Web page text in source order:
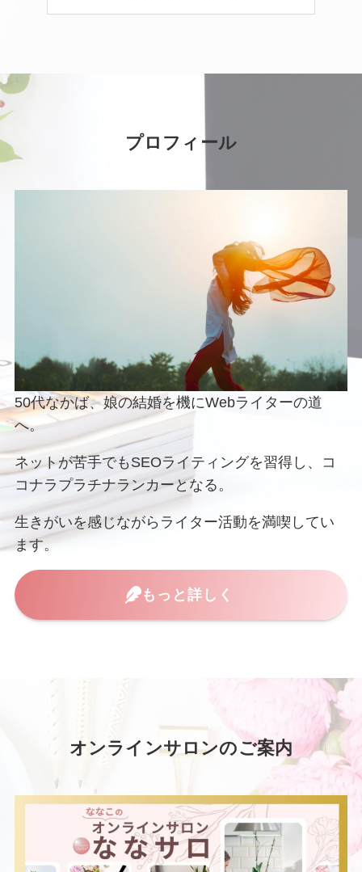
プロフィール
50代なかば、娘の結婚を機にWebライターの道
へ。
ネットが苦手でもSEOライティングを習得し、コ
コナラプラチナランカーとなる。
生きがいを感じながらライター活動を満喫してい
ます。
もっと詳しく
オンラインサロンのご案内